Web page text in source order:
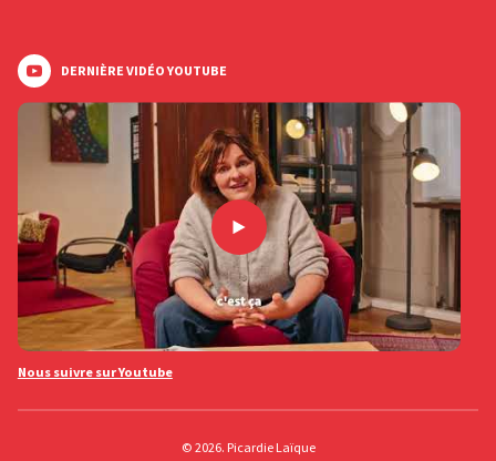
DERNIÈRE VIDÉO YOUTUBE
Nous suivre sur Youtube
© 2026. Picardie Laïque